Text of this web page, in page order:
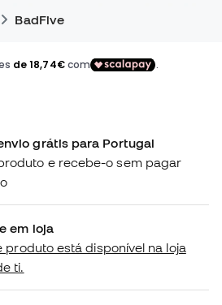
BadFive
grátis para Portugal
e recebe-o sem pagar
em loja
produto está disponível na loja
ti.